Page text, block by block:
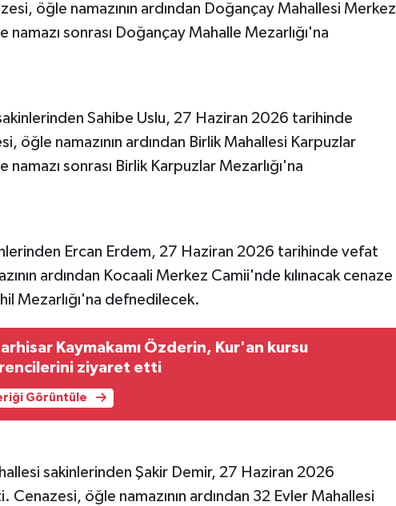
öğle namazının ardından Doğançay Mahallesi Merkez
namazı sonrası Doğançay Mahalle Mezarlığı'na
Sahibe Uslu, 27 Haziran 2026 tarihinde
öğle namazının ardından Birlik Mahallesi Karpuzlar
namazı sonrası Birlik Karpuzlar Mezarlığı'na
Ercan Erdem, 27 Haziran 2026 tarihinde vefat
ardından Kocaali Merkez Camii'nde kılınacak cenaze
Mezarlığı'na defnedilecek.
Kaymakamı Özderin, Kur'an kursu
ziyaret etti
Görüntüle
sakinlerinden Şakir Demir, 27 Haziran 2026
Cenazesi, öğle namazının ardından 32 Evler Mahallesi